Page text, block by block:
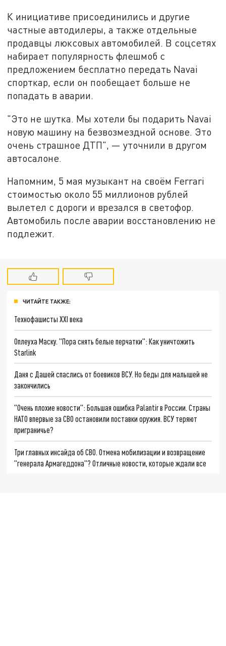
К инициативе присоединились и другие
частные автодилеры, а также отдельные
продавцы люксовых автомобилей. В соцсетях
набирает популярность флешмоб с
предложением бесплатно передать Navai
спорткар, если он пообещает больше не
попадать в аварии.
"Это не шутка. Мы хотели бы подарить Navai
новую машину на безвозмездной основе. Это
очень страшное ДТП", — уточнили в другом
автосалоне.
Напомним, 5 мая музыкант на своём Ferrari
стоимостью около 55 миллионов рублей
вылетел с дороги и врезался в светофор.
Автомобиль после аварии восстановлению не
подлежит.
ЧИТАЙТЕ ТАКЖЕ:
Технофашисты XXI века
Оплеуха Маску. "Пора снять белые перчатки": Как уничтожить
Starlink
Даня с Дашей спаслись от боевиков ВСУ. Но беды для малышей не
закончились
"Очень плохие новости": Большая ошибка Palantir в России. Страны
НАТО впервые за СВО остановили поставки оружия. ВСУ теряют
приграничье?
Три главных инсайда об СВО. Отмена мобилизации и возвращение
"генерала Армагеддона"? Отличные новости, которые ждали все